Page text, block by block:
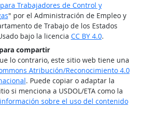
Trabajadores de Control y
" por el Administración de Empleo y
de Trabajo de los Estados
bajo la licencia CC BY 4.0.
compartir
lo contrario, este sitio web tiene una
Atribución/Reconocimiento 4.0
. Puede copiar o adaptar la
si menciona a USDOL/ETA como la
sobre el uso del contenido